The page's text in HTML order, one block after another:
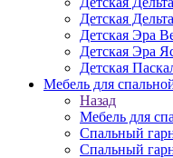
Детская
Детская Эра
Детская Эра
Детская
Мебель для
Назад
Мебель для
Спальный
Спальный